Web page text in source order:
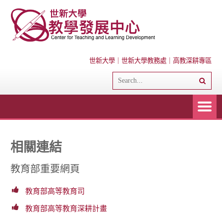
世新大學｜ 世新大學教務處｜ 高教深耕專區
相關連結
教育部重要網頁
教育部高等教育司
教育部高等教育深耕計畫